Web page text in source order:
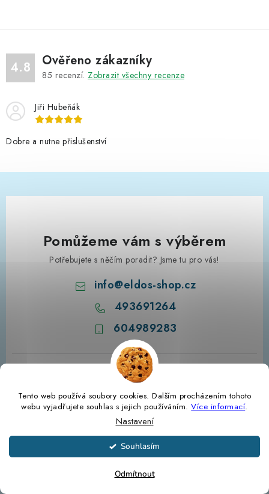
Tento web používá soubory cookies. Dalším procházením tohoto
webu vyjadřujete souhlas s jejich používáním.Více informací.
Nastavení
Odmítnout
Souhlasím
4.8 Ověřeno zákazníky
85 recenzí. Zobrazit všechny recenze
Jiři Hubeňák
Dobre a nutne přislušenství
Pomůžeme vám s výběrem
Potřebujete s něčím poradit? Jsme tu pro vás!
info@eldos-shop.cz
493691264
604989283
a